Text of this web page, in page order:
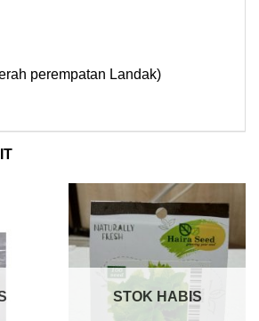
perempatan Landak)
STOK HABIS